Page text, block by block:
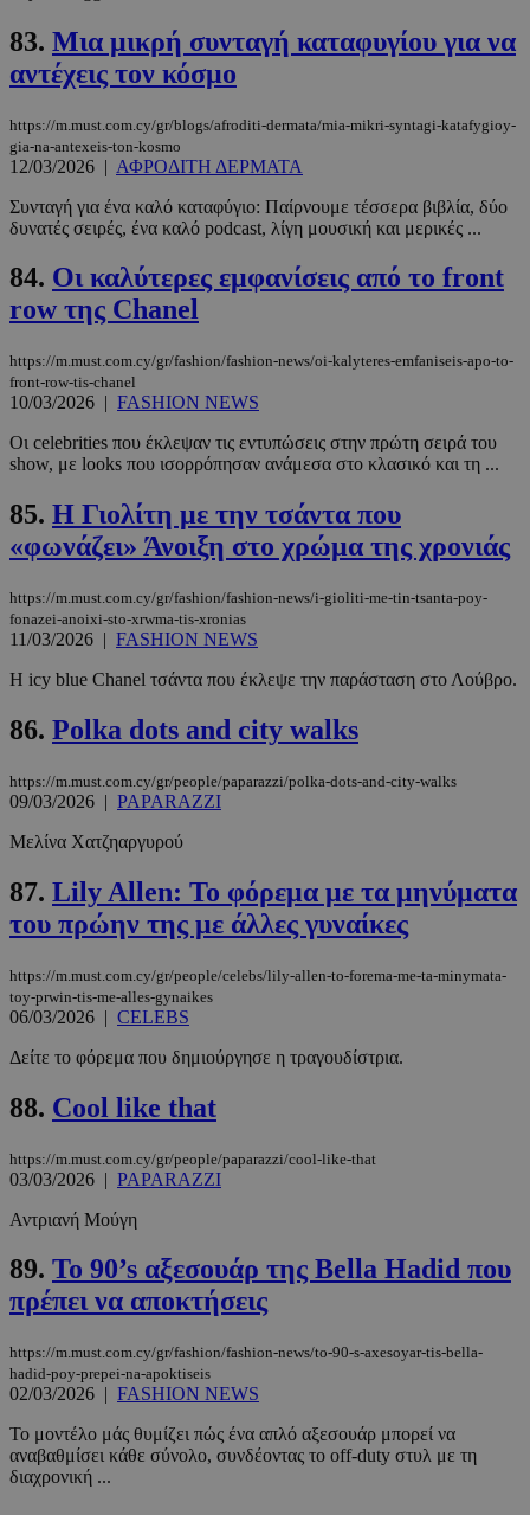
83. Μια μικρή συνταγή καταφυγίου για να
αντέχεις τον κόσμο
https://m.must.com.cy/gr/blogs/afroditi-dermata/mia-mikri-syntagi-katafygioy-
gia-na-antexeis-ton-kosmo
12/03/2026 | ΑΦΡΟΔΙΤΗ ΔΕΡΜΑΤΑ
Συνταγή για ένα καλό καταφύγιο: Παίρνουμε τέσσερα βιβλία, δύο
δυνατές σειρές, ένα καλό podcast, λίγη μουσική και μερικές ...
84. Οι καλύτερες εμφανίσεις από το front
row της Chanel
https://m.must.com.cy/gr/fashion/fashion-news/oi-kalyteres-emfaniseis-apo-to-
front-row-tis-chanel
10/03/2026 | FASHION NEWS
Οι celebrities που έκλεψαν τις εντυπώσεις στην πρώτη σειρά του
show, με looks που ισορρόπησαν ανάμεσα στο κλασικό και τη ...
85. Η Γιολίτη με την τσάντα που
«φωνάζει» Άνοιξη στο χρώμα της χρονιάς
https://m.must.com.cy/gr/fashion/fashion-news/i-gioliti-me-tin-tsanta-poy-
fonazei-anoixi-sto-xrwma-tis-xronias
11/03/2026 | FASHION NEWS
Η icy blue Chanel τσάντα που έκλεψε την παράσταση στο Λούβρο.
86. Polka dots and city walks
https://m.must.com.cy/gr/people/paparazzi/polka-dots-and-city-walks
09/03/2026 | PAPARAZZI
Μελίνα Χατζηαργυρού
87. Lily Allen: Το φόρεμα με τα μηνύματα
του πρώην της με άλλες γυναίκες
https://m.must.com.cy/gr/people/celebs/lily-allen-to-forema-me-ta-minymata-
toy-prwin-tis-me-alles-gynaikes
06/03/2026 | CELEBS
Δείτε το φόρεμα που δημιούργησε η τραγουδίστρια.
88. Cool like that
https://m.must.com.cy/gr/people/paparazzi/cool-like-that
03/03/2026 | PAPARAZZI
Αντριανή Μούγη
89. To 90’s αξεσουάρ της Βella Hadid που
πρέπει να αποκτήσεις
https://m.must.com.cy/gr/fashion/fashion-news/to-90-s-axesoyar-tis-bella-
hadid-poy-prepei-na-apoktiseis
02/03/2026 | FASHION NEWS
Το μοντέλο μάς θυμίζει πώς ένα απλό αξεσουάρ μπορεί να
αναβαθμίσει κάθε σύνολο, συνδέοντας το off-duty στυλ με τη
διαχρονική ...
CookieScriptConsent
CookieScript
4
adserver.com
PHPSESSID
m.must.com.cy